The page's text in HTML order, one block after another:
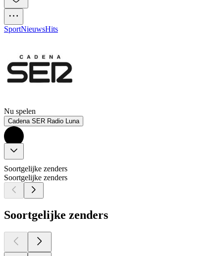
SportNieuwsHits
Nu spelen
Cadena SER Radio Luna
Soortgelijke zenders
Soortgelijke zenders
Soortgelijke zenders